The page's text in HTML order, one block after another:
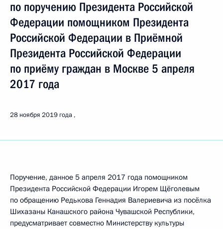
по поручению Президента Российской
Федерации помощником Президента
Российской Федерации в Приёмной
Президента Российской Федерации
по приёму граждан в Москве 5 апреля
2017 года
28 ноября 2019 года
Поручение, данное 5 апреля 2017 года помощником
Президента Российской Федерации Игорем Щёголевым
по обращению Редькова Геннадия Валериевича из посёлка
Шихазаны Канашского района Чувашской Республики,
предусматривает совместно Министерству культуры